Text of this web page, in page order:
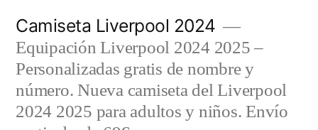
contenido
Camiseta Liverpool 2024
Equipación Liverpool 2024 2025 –
Personalizadas gratis de nombre y
número. Nueva camiseta del Liverpool
2024 2025 para adultos y niños. Envío